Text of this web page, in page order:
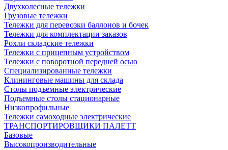
Двухколесные тележки
Грузовые тележки
Тележки для перевозки баллонов и бочек
Тележки для комплектации заказов
Рохли складские тележки
Тележки с прицепным устройством
Тележки с поворотной передней осью
Специализированные тележки
Клининговые машины для склада
Столы подъемные электрические
Подъемные столы стационарные
Низкопрофильные
Тележки самоходные электрические
ТРАНСПОРТИРОВЩИКИ ПАЛЕТТ
Базовые
Высокопроизводительные